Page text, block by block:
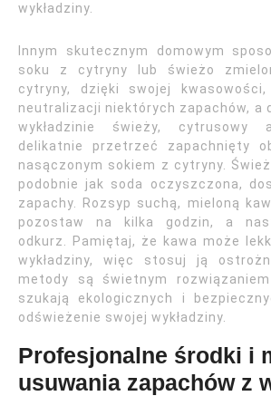
wykładziny.
Innym skutecznym domowym
soku z cytryny lub świeżo
cytryny, dzięki swojej
neutralizacji niektórych zapachów, a
wykładzinie świeży, cytrusowy
delikatnie przetrzeć zapachnięty
nasączonym sokiem z cytryny.
podobnie jak soda oczyszczona,
zapachy. Rozsyp suchą, mieloną
pozostaw na kilka godzin, a
odkurz. Pamiętaj, że kawa może
wykładziny, więc stosuj ją
metody są świetnym
szukają ekologicznych i
odświeżenie swojej wykładziny.
Profesjonalne środki i
usuwania zapachów z